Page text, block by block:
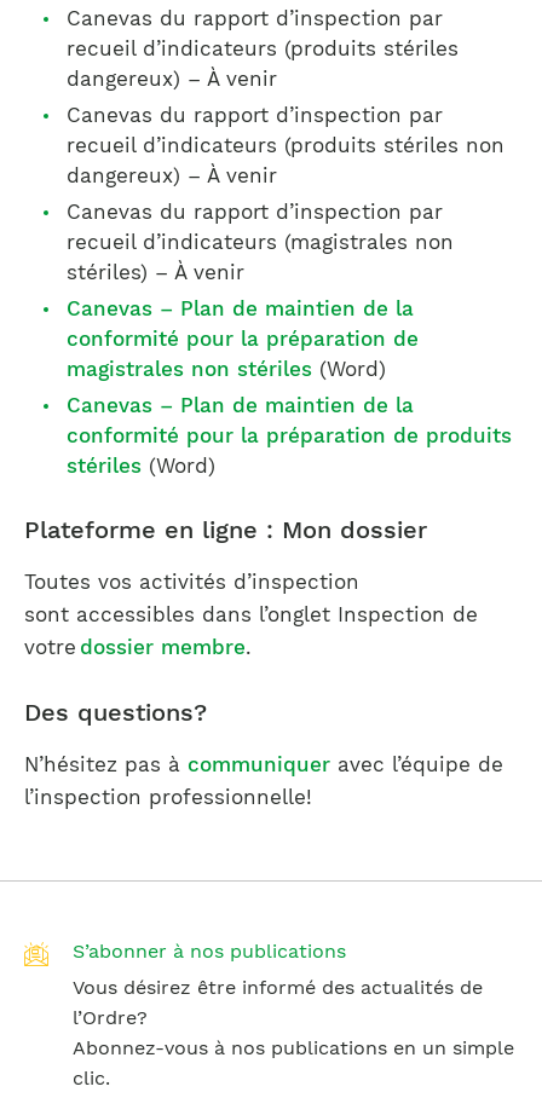
Canevas du rapport d’inspection par
recueil d’indicateurs (produits stériles
dangereux) – À venir
Canevas du rapport d’inspection par
recueil d’indicateurs (produits stériles non
dangereux) – À venir
Canevas du rapport d’inspection par
recueil d’indicateurs (magistrales non
stériles) – À venir
Canevas – Plan de maintien de la
conformité pour la préparation de
magistrales non stériles (Word)
Canevas – Plan de maintien de la
conformité pour la préparation de produits
stériles (Word)
Plateforme en ligne : Mon dossier
Toutes vos activités d’inspection
sont accessibles dans l’onglet Inspection de
votre dossier membre.
Des questions?
N’hésitez pas à communiquer avec l’équipe de
l’inspection professionnelle!
S’abonner à nos publications
Vous désirez être informé des actualités de
l’Ordre?
Abonnez-vous à nos publications en un simple
clic.